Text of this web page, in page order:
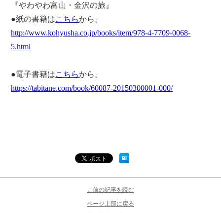
『やわやわ富山・金沢の旅』
●紙の書籍はこちらから。
http://www.kohyusha.co.jp/books/item/978-4-7709-0068-
5.html
●電子書籍はこちらから。
https://tabitane.com/book/60087-20150300001-000/
←前の記事を読む
ページ上部に戻る